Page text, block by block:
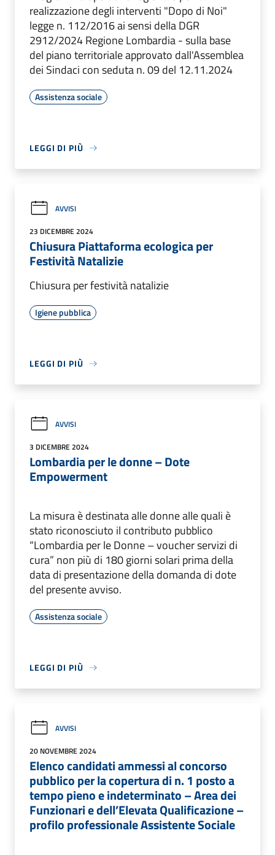
realizzazione degli interventi "Dopo di Noi"
legge n. 112/2016 ai sensi della DGR
2912/2024 Regione Lombardia - sulla base
del piano territoriale approvato dall'Assemblea
dei Sindaci con seduta n. 09 del 12.11.2024
Assistenza sociale
LEGGI DI PIÙ
AVVISI
23 DICEMBRE 2024
Chiusura Piattaforma ecologica per
Festività Natalizie
Chiusura per festività natalizie
Igiene pubblica
LEGGI DI PIÙ
AVVISI
3 DICEMBRE 2024
Lombardia per le donne – Dote
Empowerment
La misura è destinata alle donne alle quali è
stato riconosciuto il contributo pubblico
“Lombardia per le Donne – voucher servizi di
cura” non più di 180 giorni solari prima della
data di presentazione della domanda di dote
del presente avviso.
Assistenza sociale
LEGGI DI PIÙ
AVVISI
20 NOVEMBRE 2024
Elenco candidati ammessi al concorso
pubblico per la copertura di n. 1 posto a
tempo pieno e indeterminato – Area dei
Funzionari e dell’Elevata Qualificazione –
profilo professionale Assistente Sociale